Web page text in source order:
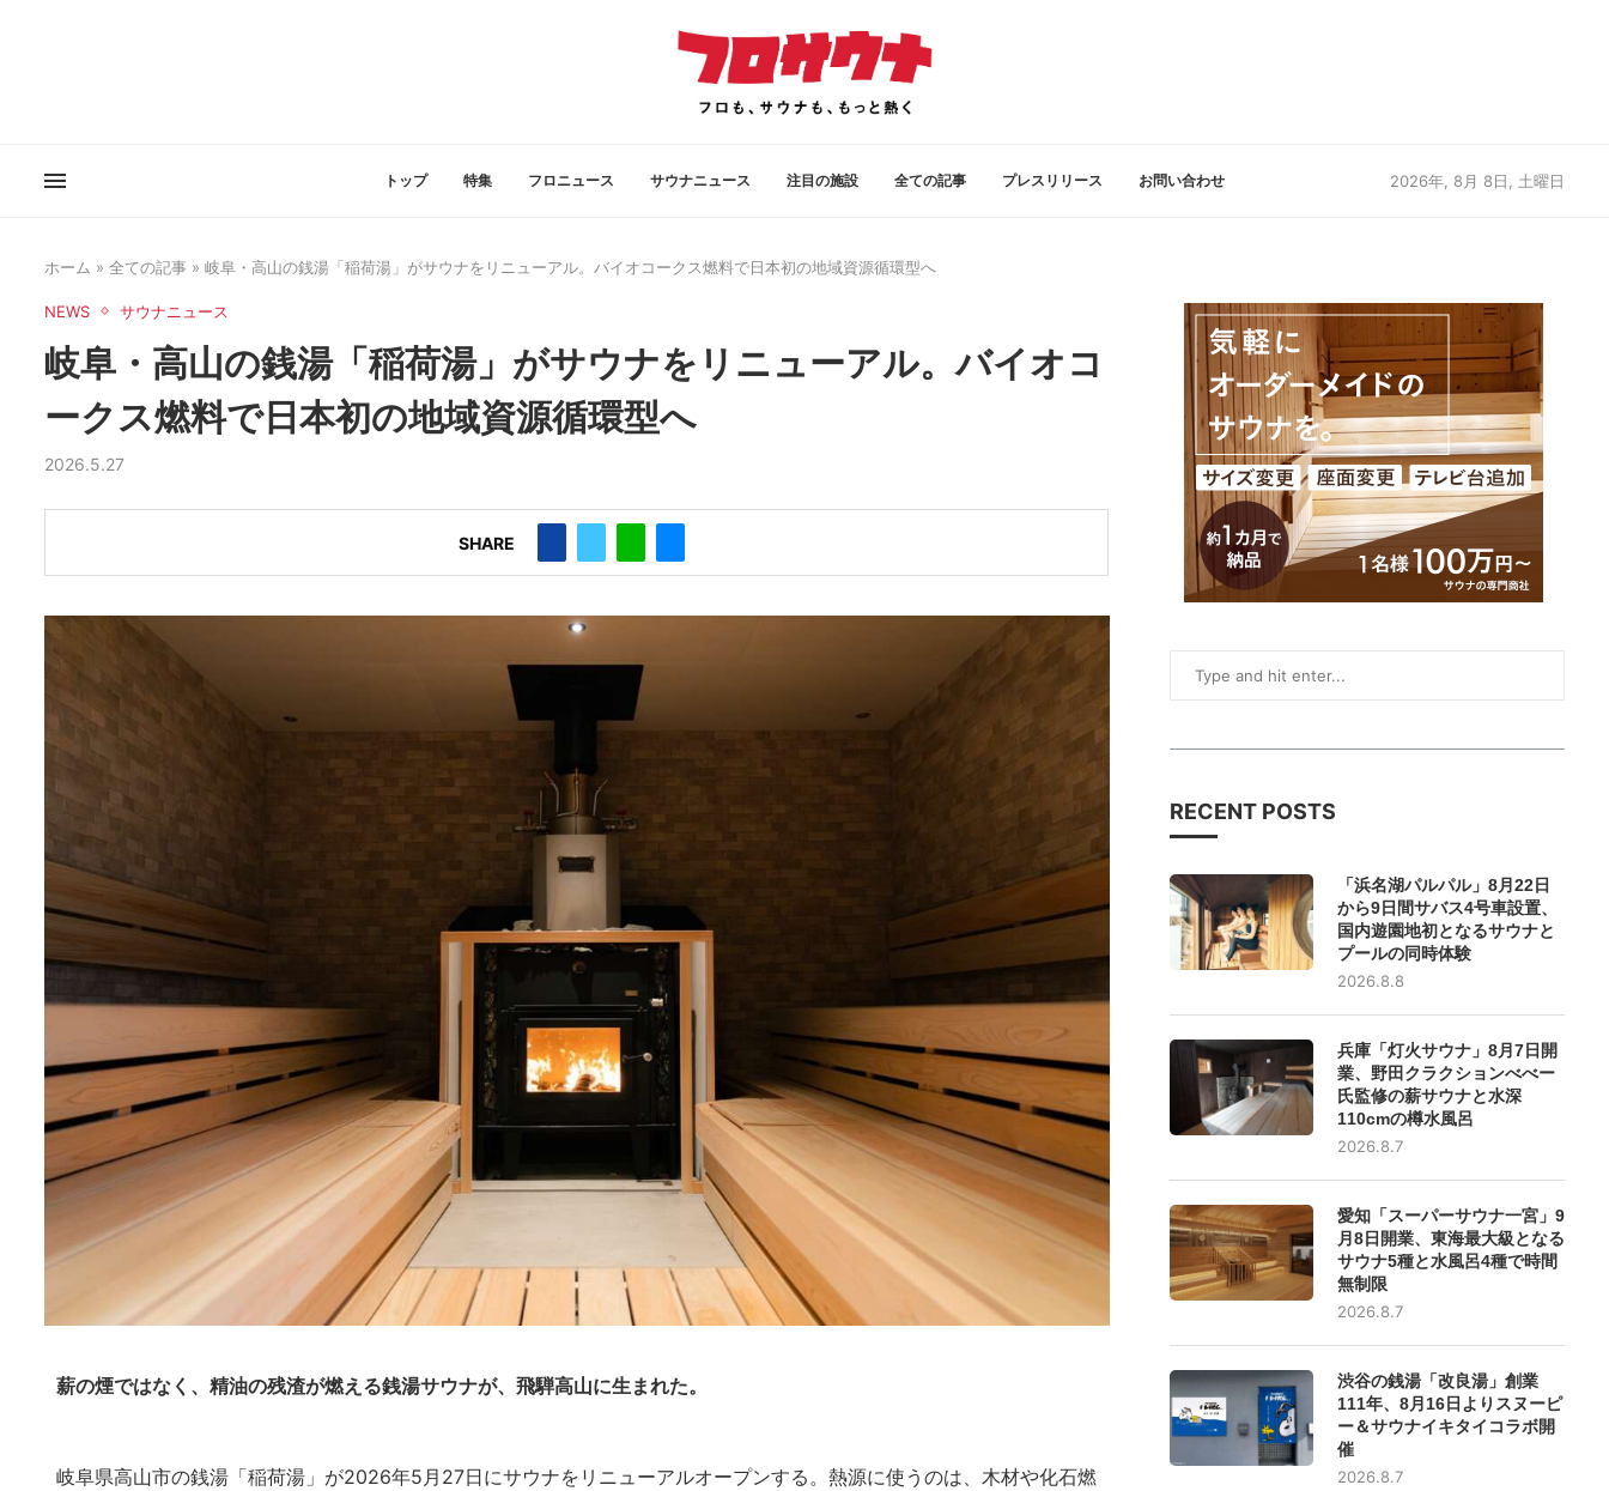
トップ 特集 フロニュース サウナニュース 注目の施設 全ての記事 プレスリリース お問い合わせ 2026年, 8月 8日, 土曜日
ホーム » 全ての記事 » 岐阜・高山の銭湯「稲荷湯」がサウナをリニューアル。バイオコークス燃料で日本初の地域資源循環型へ
NEWS サウナニュース
岐阜・高山の銭湯「稲荷湯」がサウナをリニューアル。バイオコ
ークス燃料で日本初の地域資源循環型へ
2026.5.27
SHARE
薪の煙ではなく、精油の残渣が燃える銭湯サウナが、飛騨高山に生まれた。
岐阜県高山市の銭湯「稲荷湯」が2026年5月27日にサウナをリニューアルオープンする。熱源に使うのは、木材や化石燃
RECENT POSTS
「浜名湖パルパル」8月22日
から9日間サバス4号車設置、
国内遊園地初となるサウナと
プールの同時体験
2026.8.8
兵庫「灯火サウナ」8月7日開
業、野田クラクションべべー
氏監修の薪サウナと水深
110cmの樽水風呂
2026.8.7
愛知「スーパーサウナ一宮」9
月8日開業、東海最大級となる
サウナ5種と水風呂4種で時間
無制限
2026.8.7
渋谷の銭湯「改良湯」創業
111年、8月16日よりスヌーピ
ー＆サウナイキタイコラボ開
催
2026.8.7